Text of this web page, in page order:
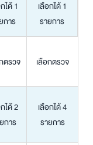
ได้ 1
การ
เลือกได้ 1
รายการ
ตรวจ เลือกตรวจ
ได้ 2
การ
เลือกได้ 4
รายการ